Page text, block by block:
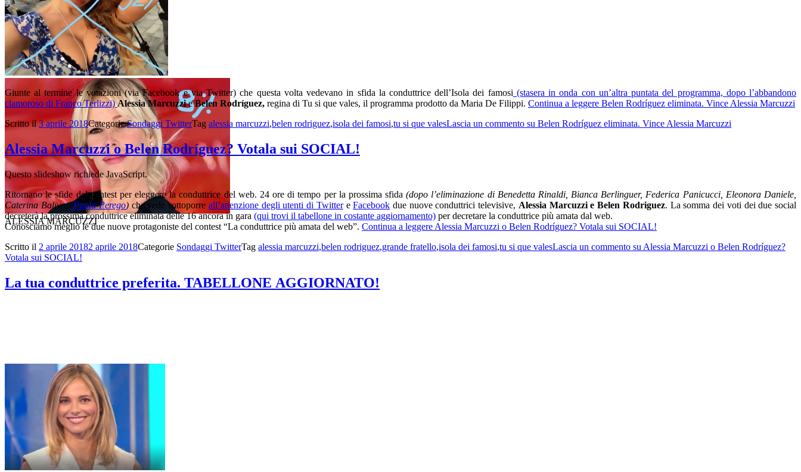
BELEN RODRIGUEZ
ALESSIA MARCUZZI
Giunte al termine le votazioni (via Facebook e via Twitter) che questa volta vedevano in sfida la conduttrice dell’Isola dei famosi(stasera in onda con un’altra puntata del programma, dopo l’abbandono
clamoroso di Franco Terlizzi)Alessia MarcuzzieBelen Rodríguez, regina di Tu si que vales, il programma prodotto da Maria De Filippi. Continua a leggere Belen Rodríguez eliminata. Vince Alessia Marcuzzi
Scritto il3 aprile 2018CategorieSondaggi TwitterTag alessia marcuzzi,belen rodriguez,isola dei famosi,tu si que valesLascia un commento su Belen Rodríguez eliminata. Vince Alessia Marcuzzi
Alessia Marcuzzi o Belen Rodríguez? Votala sui SOCIAL!
Questo slideshow richiede JavaScript.
Ritornano le sfide del contest per eleggere la conduttrice del web. 24 ore di tempo per la prossima sfida(dopo l’eliminazione di Benedetta Rinaldi, Bianca Berlinguer, Federica Panicucci, Eleonora Daniele,
Caterina Balivo,Paola Perego)che vede sottoporre all’attenzione degli utenti di TwittereFacebook due nuove conduttrici televisive, Alessia Marcuzzi e Belen Rodriguez. La somma dei voti dei due social
decreterà la prossima conduttrice eliminata delle 16 ancora in gara (qui trovi il tabellone in costante aggiornamento) per decretare la conduttrice più amata dal web.
Conosciamo meglio le due nuove protagoniste del contest “La conduttrice più amata del web”. Continua a leggere Alessia Marcuzzi o Belen Rodríguez? Votala sui SOCIAL!
Scritto il 2 aprile 20182 aprile 2018Categorie Sondaggi TwitterTag alessia marcuzzi,belen rodriguez,grande fratello,isola dei famosi,tu si que valesLascia un commento su Alessia Marcuzzi o Belen Rodríguez?
Votala sui SOCIAL!
La tua conduttrice preferita. TABELLONE AGGIORNATO!